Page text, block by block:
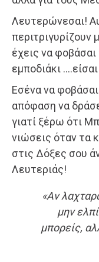
Λευτερώνεσαι!
έχεις να
εμποδιάκι
Εσένα να
απόφαση να
γιατί ξέρω ότι
νιώσεις όταν τα
στις Δόξες σου
Λευτεριάς!
«Αν
μην
μπορείς,